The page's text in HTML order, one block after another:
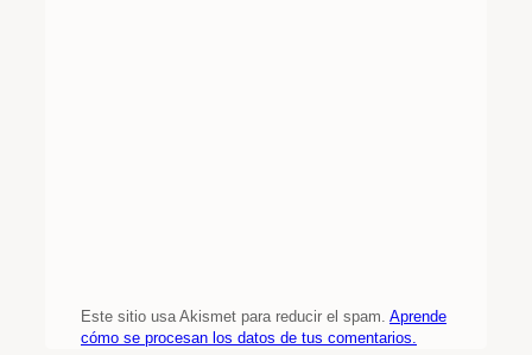
Este sitio usa Akismet para reducir el spam. Aprende
cómo se procesan los datos de tus comentarios.